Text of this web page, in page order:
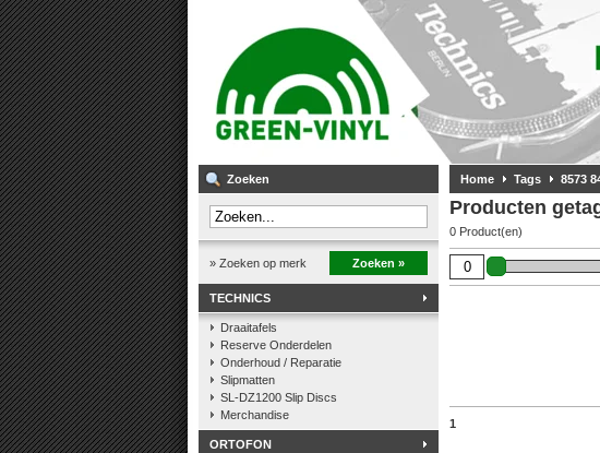
Zoeken
» Zoeken op merk Zoeken »
TECHNICS
Draaitafels
Reserve Onderdelen
Onderhoud / Reparatie
Slipmatten
SL-DZ1200 Slip Discs
Merchandise
ORTOFON
Home Tags 8573
Producten
0 Product(en)
1